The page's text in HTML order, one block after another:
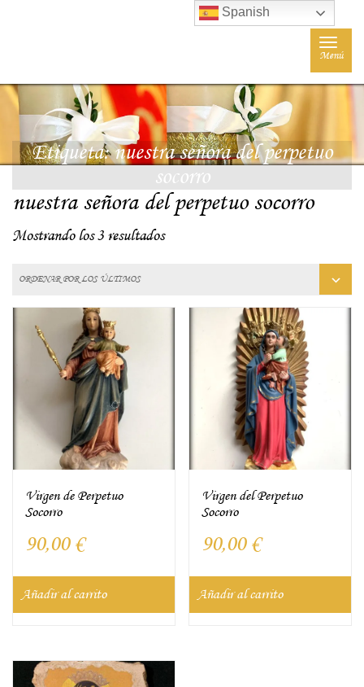
Toggle
Menú
Etiqueta:nuestra señora del perpetuo
socorro
nuestra señora del perpetuo socorro
Mostrando los 3 resultados
Virgen de Perpetuo
Socorro
90,00 €
Añadir al carrito
Virgen del Perpetuo
Socorro
90,00 €
Añadir al carrito
Spanish